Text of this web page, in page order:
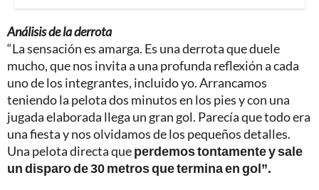
Análisis de la derrota
“La sensación es amarga. Es una derrota que duele
mucho, que nos invita a una profunda reflexión a cada
uno de los integrantes, incluido yo. Arrancamos
teniendo la pelota dos minutos en los pies y con una
jugada elaborada llega un gran gol. Parecía que todo era
una fiesta y nos olvidamos de los pequeños detalles.
Una pelota directa queperdemos tontamente y sale
un disparo de 30 metros que termina en gol”.